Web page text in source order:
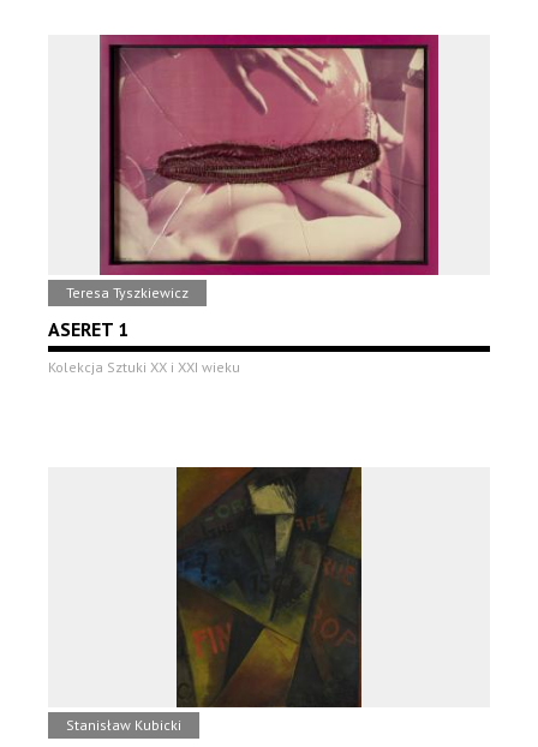
Teresa Tyszkiewicz
ASERET 1
Kolekcja Sztuki XX i XXI wieku
Stanisław Kubicki